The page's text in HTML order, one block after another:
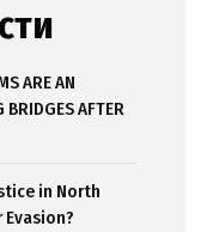
ARE AN
BRIDGES AFTER
in North